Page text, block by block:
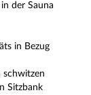
der Sauna
in Bezug
schwitzen
Sitzbank